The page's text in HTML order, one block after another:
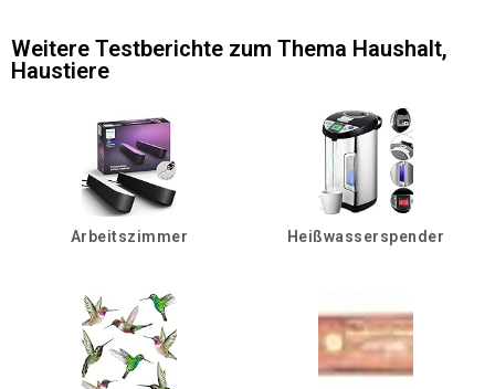
Weitere Testberichte zum Thema Haushalt,
Haustiere
Arbeitszimmer Heißwasserspender